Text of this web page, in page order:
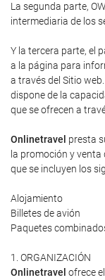
La segunda parte,
intermediaria de los
Y la tercera parte, el
a la página para
a través del Sitio web.
dispone de la
que se ofrecen a
Onlinetravel presta
la promoción y
que se incluyen los
Alojamiento
Billetes de avión
Paquetes
1. ORGANIZACIÓN
Onlinetravel ofrece